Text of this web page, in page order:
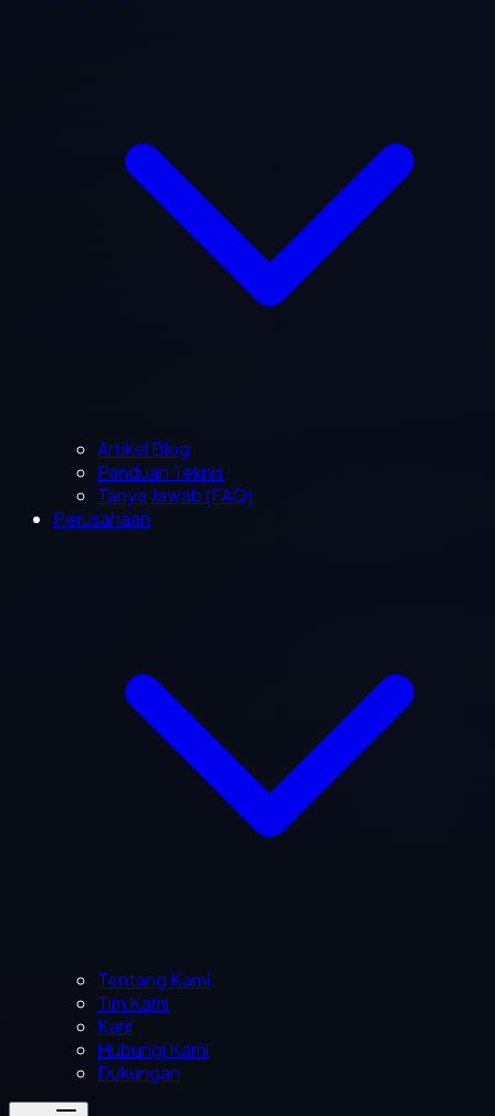
Artikel Blog
Panduan Teknis
Tanya Jawab (FAQ)
Perusahaan
Tentang Kami
Tim Kami
Karir
Hubungi Kami
Dukungan